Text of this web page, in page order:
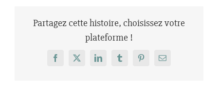
Partagez cette histoire, choisissez votre
plateforme !
Facebook
X LinkedInTumblrPinterestEmail